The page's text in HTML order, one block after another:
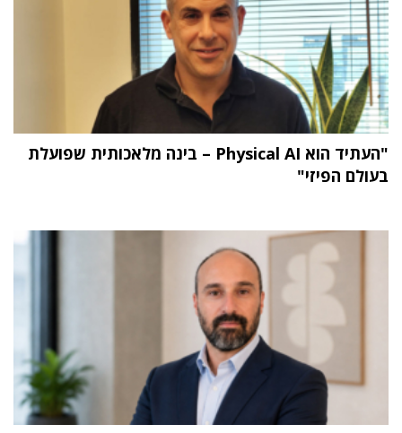
"העתיד הוא Physical AI – בינה מלאכותית שפועלת
בעולם הפיזי"